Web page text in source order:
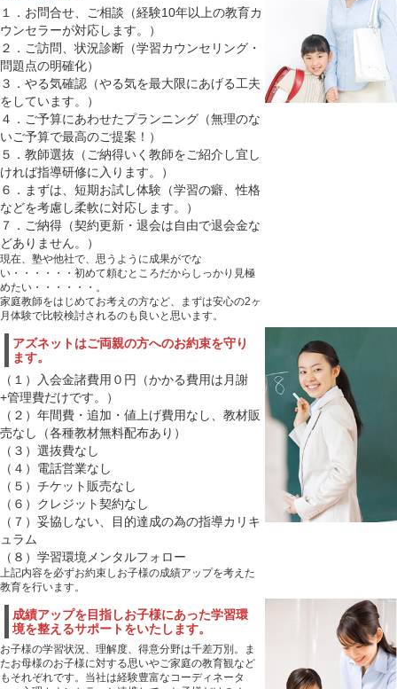
１．お問合せ、ご相談（経験10年以上の教育カ
ウンセラーが対応します。）
２．ご訪問、状況診断（学習カウンセリング・
問題点の明確化）
３．やる気確認（やる気を最大限にあげる工夫
をしています。）
４．ご予算にあわせたプランニング（無理のな
いご予算で最高のご提案！）
５．教師選抜（ご納得いく教師をご紹介し宜し
ければ指導研修に入ります。）
６．まずは、短期お試し体験（学習の癖、性格
などを考慮し柔軟に対応します。）
７．ご納得（契約更新・退会は自由で退会金な
どありません。）
現在、塾や他社で、思うように成果がでな
い・・・・・・初めて頼むところだからしっかり見極
めたい・・・・・・。
家庭教師をはじめてお考えの方など、まずは安心の2ヶ
月体験で比較検討されるのも良いと思います。
アズネットはご両親の方へのお約束を守り
ます。
（１）入会金諸費用０円（かかる費用は月謝
+管理費だけです。）
（２）年間費・追加・値上げ費用なし、教材販
売なし（各種教材無料配布あり）
（３）選抜費なし
（４）電話営業なし
（５）チケット販売なし
（６）クレジット契約なし
（７）妥協しない、目的達成の為の指導カリキ
ュラム
（８）学習環境メンタルフォロー
上記内容を必ずお約束しお子様の成績アップを考えた
教育を行います。
成績アップを目指しお子様にあった学習環
境を整えるサポートをいたします。
お子様の学習状況、理解度、得意分野は千差万別。ま
たお母様のお子様に対する思いやご家庭の教育観など
もそれぞれです。当社は経験豊富なコーディネータ